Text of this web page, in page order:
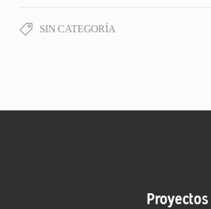
SIN CATEGORÍA